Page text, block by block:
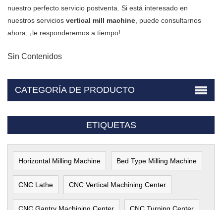
nuestro perfecto servicio postventa. Si está interesado en
nuestros servicios vertical mill machine , puede consultarnos
ahora, ¡le responderemos a tiempo!
Sin Contenidos
CATEGORÍA DE PRODUCTO
ETIQUETAS
Horizontal Milling Machine Bed Type Milling Machine
CNC Lathe CNC Vertical Machining Center
CNC Gantry Machining Center CNC Turning Center